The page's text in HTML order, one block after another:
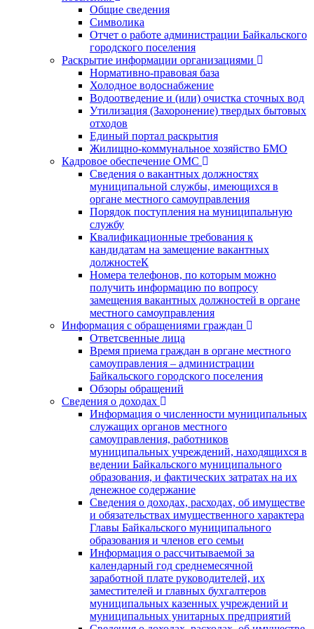
Общие сведения
Символика
Отчет о работе администрации Байкальского
городского поселения
Раскрытие информации организациями
Нормативно-правовая база
Холодное водоснабжение
Водоотведение и (или) очистка сточных вод
Утилизация (Захоронение) твердых бытовых
отходов
Единый портал раскрытия
Жилищно-коммунальное хозяйство БМО
Кадровое обеспечение ОМС
Сведения о вакантных должностях
муниципальной службы, имеющихся в
органе местного самоуправления
Порядок поступления на муниципальную
службу
Квалификационные требования к
кандидатам на замещение вакантных
должностеК
Номера телефонов, по которым можно
получить информацию по вопросу
замещения вакантных должностей в органе
местного самоуправления
Информация с обращениями граждан
Ответсвенные лица
Время приема граждан в органе местного
самоуправления – администрации
Байкальского городского поселения
Обзоры обращений
Сведения о доходах
Информация о численности муниципальных
служащих органов местного
самоуправления, работников
муниципальных учреждений, находящихся в
ведении Байкальского муниципального
образования, и фактических затратах на их
денежное содержание
Сведения о доходах, расходах, об имуществе
и обязательствах имущественного характера
Главы Байкальского муниципального
образования и членов его семьи
Информация о рассчитываемой за
календарный год среднемесячной
заработной плате руководителей, их
заместителей и главных бухгалтеров
муниципальных казенных учреждений и
муниципальных унитарных предприятий